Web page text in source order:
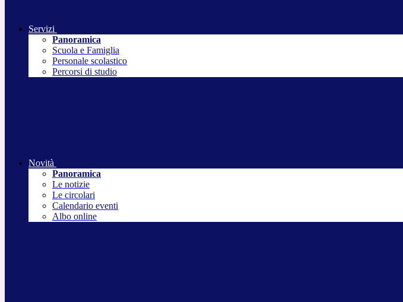
Servizi
Panoramica
Scuola e Famiglia
Personale scolastico
Percorsi di studio
Novità
Panoramica
Le notizie
Le circolari
Calendario eventi
Albo online